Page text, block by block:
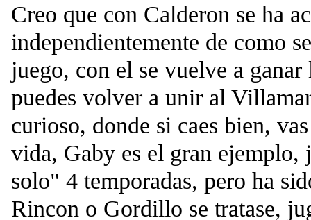
Creo que con Calderon se ha
independientemente de como
juego, con el se vuelve a
puedes volver a unir al
curioso, donde si caes bien,
vida, Gaby es el gran ejemplo,
solo" 4 temporadas, pero ha
Rincon o Gordillo se tratase,